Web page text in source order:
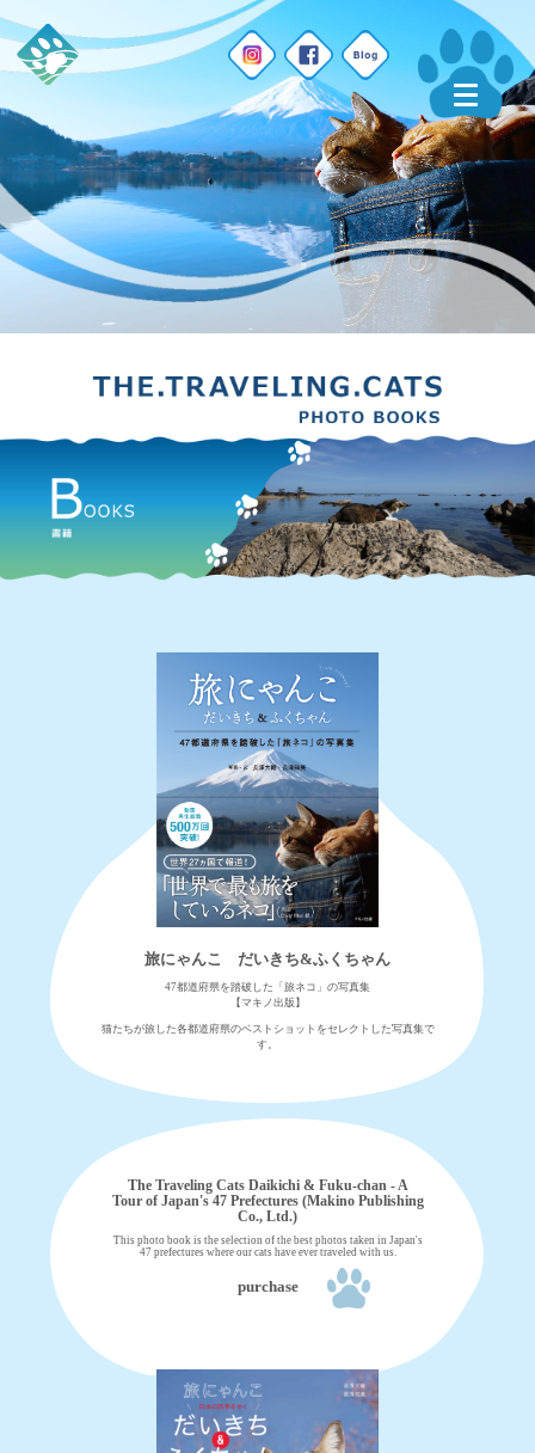
旅にゃんこ だいきち&ふくちゃん
47都道府県を踏破した「旅ネコ」の写真集
【マキノ出版】
猫たちが旅した各都道府県のベストショットをセレクトした写真集で
す。
The Traveling Cats Daikichi & Fuku-chan - A
Tour of Japan's 47 Prefectures (Makino Publishing
Co., Ltd.)
This photo book is the selection of the best photos taken in Japan's
47 prefectures where our cats have ever traveled with us.
purchase